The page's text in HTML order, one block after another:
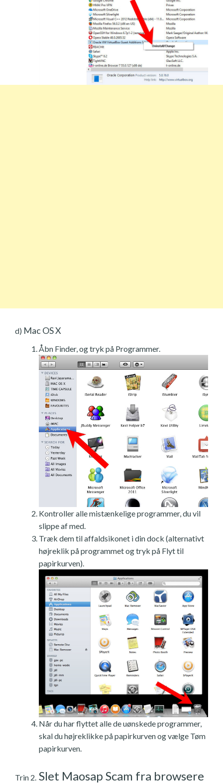
d) Mac OS X
Åbn Finder, og tryk på Programmer.
Kontroller alle mistænkelige programmer, du vil
slippe af med.
Træk dem til affaldsikonet i din dock (alternativt
højreklik på programmet og tryk på Flyt til
papirkurven).
Når du har flyttet alle de uønskede programmer,
skal du højreklikke på papirkurven og vælge Tøm
papirkurven.
Trin 2. Slet Maosap Scam fra browsere